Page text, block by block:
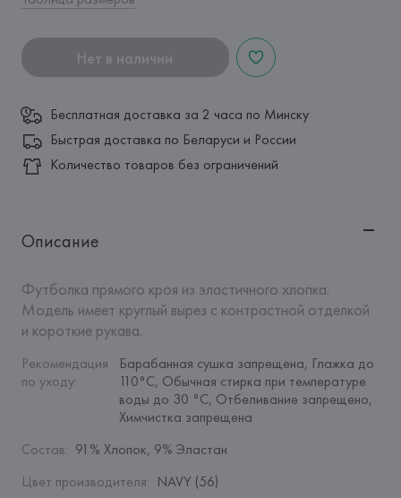
Нет в наличии
Бесплатная доставка за 2 часа по Минску
Быстрая доставка по Беларуси и России
Количество товаров без ограничений
Описание
Футболка прямого кроя из эластичного хлопка.
Модель имеет круглый вырез с контрастной отделкой
и короткие рукава.
Рекомендация
по уходу:
Барабанная сушка запрещена, Глажка до
110°C, Обычная стирка при температуре
воды до 30 °C, Отбеливание запрещено,
Химчистка запрещена
Состав: 91% Хлопок, 9% Эластан
Цвет производителя: NAVY (56)